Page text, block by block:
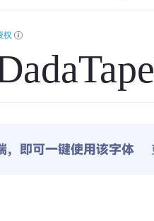
权
，即可一键使用该字体